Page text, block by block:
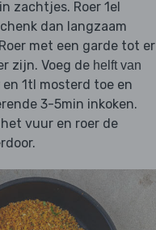
zachtjes. Roer 1el
dan langzaam
met een garde tot er
zijn. Voeg de helft van
en 1tl mosterd toe en
3-5min inkoken.
vuur en roer de